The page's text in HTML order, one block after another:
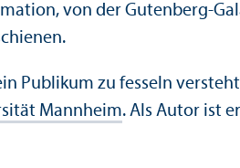
von der Gutenberg-
Publikum zu fesseln
Mannheim. Als Autor ist